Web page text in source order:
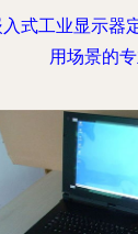
式工业显示器
用场景的